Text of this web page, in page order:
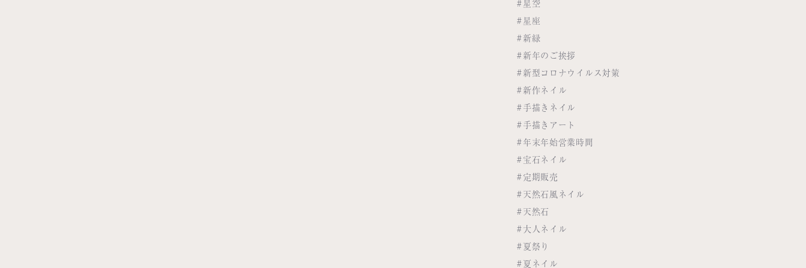
#星空
#星座
#新緑
#新年のご挨拶
#新型コロナウイルス対策
#新作ネイル
#手描きネイル
#手描きアート
#年末年始営業時間
#宝石ネイル
#定期販売
#天然石風ネイル
#天然石
#大人ネイル
#夏祭り
#夏ネイル